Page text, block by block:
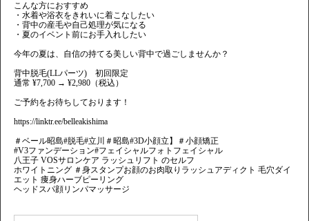
こんな方におすすめ
・水着や浴衣をきれいに着こなしたい
・背中の産毛や自己処理が気になる
・夏のイベント前にお手入れしたい
今年の夏は、自信の持てる美しい背中で過ごしませんか？
背中脱毛(LLパーツ) 初回限定
通常 ¥7,700 → ¥2,980（税込）
ご予約をお待ちしております！
https://linktr.ee/belleakishima
＃ベール昭島#脱毛#立川＃昭島#3D小顔立】＃小顔矯正
#V3ファンデーション#フェイシャルフォトフェイシャル
八王子 VOSサロンケア ラッシュリフト のセルフ
ホワイトニング ＃身スタンプお顔のお肉取りラッシュアディクト 毛穴ダイ
エット 痩身ハーブピーリング
ヘッドスパ顔リンパマッサージ